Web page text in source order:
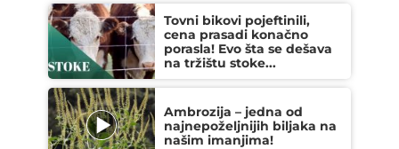
Tovni bikovi pojeftinili,
cena prasadi konačno
porasla! Evo šta se dešava
na tržištu stoke...
Ambrozija – jedna od
najnepoželjnijih biljaka na
našim imanjima!